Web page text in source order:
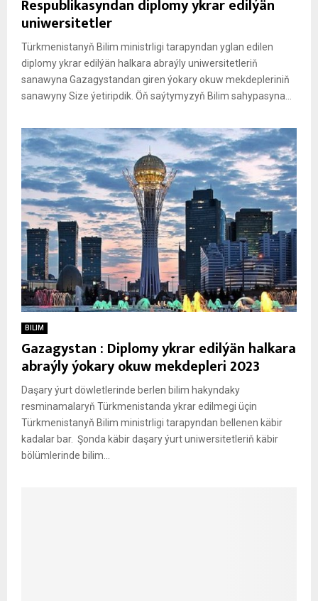
Respublikasyndan diplomy ykrar edilýän
uniwersitetler
Türkmenistanyň Bilim ministrligi tarapyndan yglan edilen
diplomy ykrar edilýän halkara abraýly uniwersitetleriň
sanawyna Gazagystandan giren ýokary okuw mekdepleriniň
sanawyny Size ýetiripdik. Öň saýtymyzyň Bilim sahypasyna...
BILIM
Gazagystan : Diplomy ykrar edilýän halkara
abraýly ýokary okuw mekdepleri 2023
Daşary ýurt döwletlerinde berlen bilim hakyndaky
resminamalaryň Türkmenistanda ykrar edilmegi üçin
Türkmenistanyň Bilim ministrligi tarapyndan bellenen käbir
kadalar bar. Şonda käbir daşary ýurt uniwersitetleriň käbir
bölümlerinde bilim...